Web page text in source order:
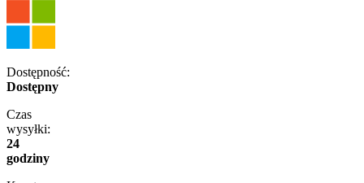
Dostępność:
Dostępny
Czas
wysyłki:
24
godziny